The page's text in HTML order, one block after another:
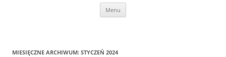
Menu
MIESIĘCZNE ARCHIWUM: STYCZEŃ 2024